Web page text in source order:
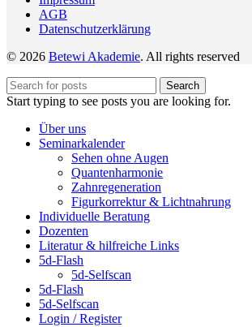
AGB
Datenschutzerklärung
© 2026 Betewi Akademie. All rights reserved
Search
Start typing to see posts you are looking for.
Über uns
Seminarkalender
Sehen ohne Augen
Quantenharmonie
Zahnregeneration
Figurkorrektur & Lichtnahrung
Individuelle Beratung
Dozenten
Literatur & hilfreiche Links
5d-Flash
5d-Selfscan
5d-Flash
5d-Selfscan
Login / Register